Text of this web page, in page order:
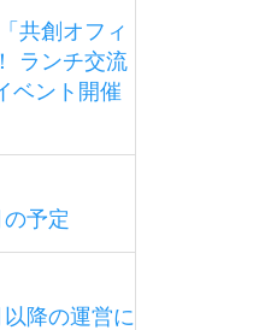
共創オフィ
ランチ交流
ベント開催
の予定
以降の運営に